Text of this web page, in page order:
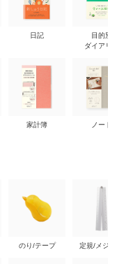
日記
家計簿
目的別
ダイアリ
ノート
のり/テープ 定規/メジ